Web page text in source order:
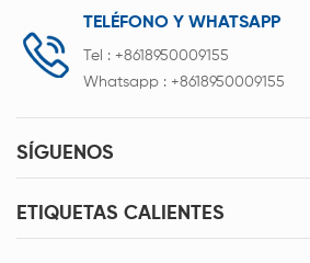
TELÉFONO Y WHATSAPP
Tel : +8618950009155
Whatsapp : +8618950009155
SÍGUENOS
ETIQUETAS CALIENTES